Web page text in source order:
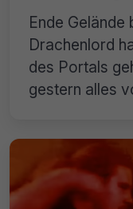
Ende Gelände
Drachenlord
des Portals
gestern alles